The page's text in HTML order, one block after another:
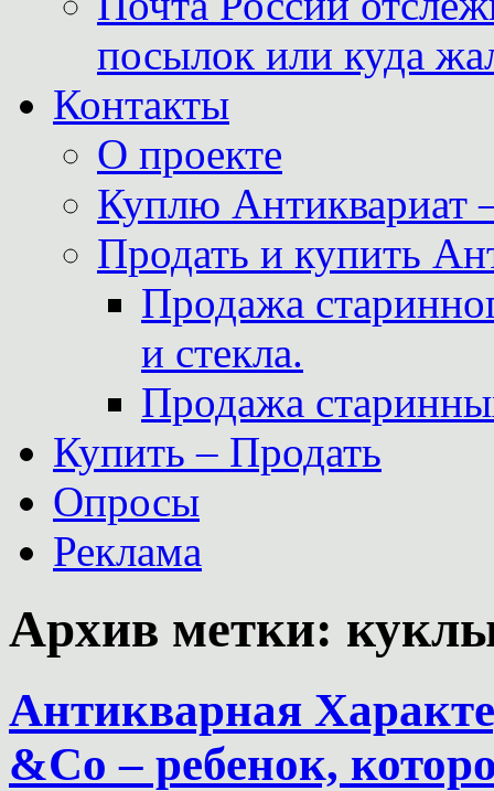
посылок или куда
Контакты
О проекте
Куплю Антиквариат
Продать и купить
Продажа
и стекла.
Продажа
Купить – Продать
Опросы
Реклама
Архив метки:
Антикварная
&Co – ребенок,